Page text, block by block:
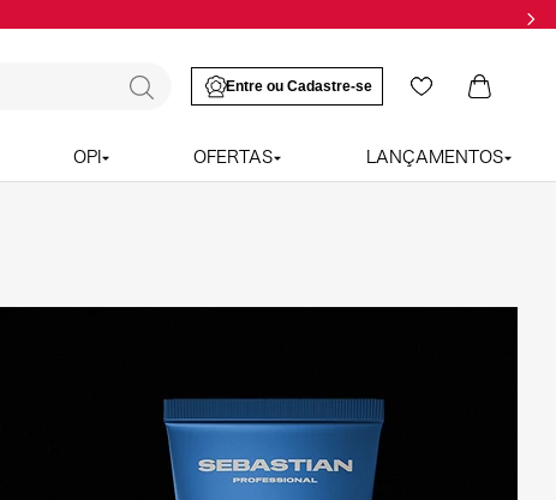
OPI OFERTAS LANÇAMENTOS